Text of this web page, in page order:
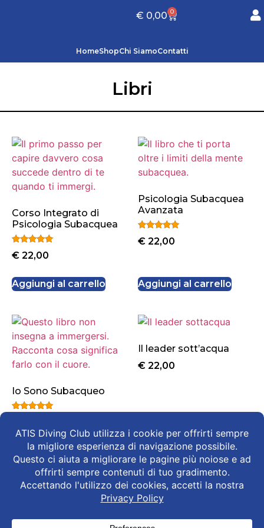
€ 0,00 0
HomeShopChi SiamoContatti
Libri
Corso Integrato di
Psicologia Subacquea
Valutato
5.00
€ 22,00
Aggiungi al carrello
Psicologia Subacquea
Avanzata
Valutato
5.00
€ 22,00
Aggiungi al carrello
Io Sono Subacqueo
su 5
Aggiungi al carrello
Il leader sott’acqua
€ 22,00
Aggiungi al carrello
(VR) Italy - P.Iva: 04646780231 CF: 04646780231